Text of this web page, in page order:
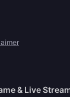
& Live